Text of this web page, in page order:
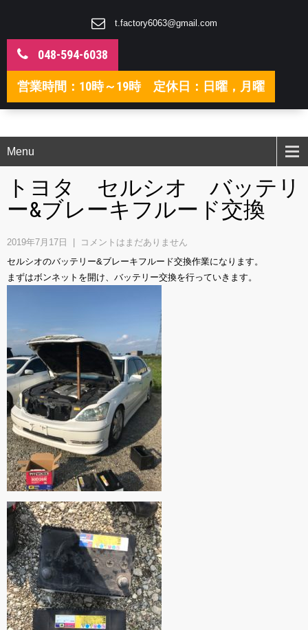
t.factory6063@gmail.com
048-594-6038
営業時間：10時～19時 定休日：日曜，月曜
Menu
トヨタ セルシオ バッテリ
ー&ブレーキフルード交換
2019年7月17日
コメントはまだありません
セルシオのバッテリー&ブレーキフルード交換作業になります。
まずはボンネットを開け、バッテリー交換を行っていきます。